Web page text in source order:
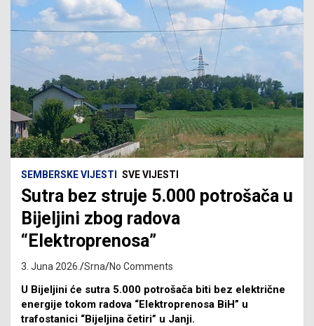
SEMBERSKE VIJESTI SVE VIJESTI
Sutra bez struje 5.000 potrošača u
Bijeljini zbog radova
“Elektroprenosa”
3. Juna 2026. Srna No Comments
U Bijeljini će sutra 5.000 potrošača biti bez električne
energije tokom radova “Elektroprenosa BiH” u
trafostanici “Bijeljina četiri” u Janji.